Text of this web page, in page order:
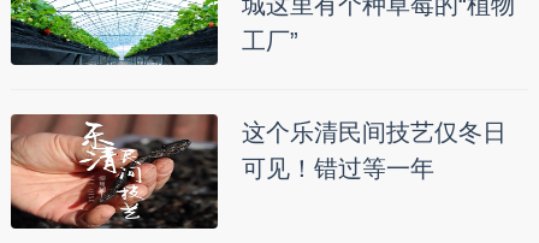
工厂”
这个乐清民间技艺仅冬日
可见！错过等一年